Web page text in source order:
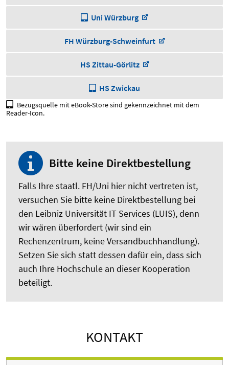
Uni Würzburg
FH Würzburg-Schweinfurt
HS Zittau-Görlitz
HS Zwickau
Bezugsquelle mit eBook-Store sind gekennzeichnet mit dem
Reader-Icon.
Bitte keine Direktbestellung
Falls Ihre staatl. FH/Uni hier nicht vertreten ist,
versuchen Sie bitte keine Direktbestellung bei
den Leibniz Universität IT Services (LUIS), denn
wir wären überfordert (wir sind ein
Rechenzentrum, keine Versandbuchhandlung).
Setzen Sie sich statt dessen dafür ein, dass sich
auch Ihre Hochschule an dieser Kooperation
beteiligt.
KONTAKT